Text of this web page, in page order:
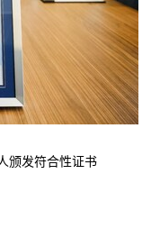
颁发符合性证书